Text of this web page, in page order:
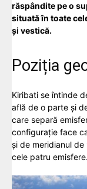
răspândite pe o
situată în toate
și vestică.
Poziția
Kiribati se întinde
află de o parte și
care separă
configurație face
și de meridianul
cele patru emisfere.